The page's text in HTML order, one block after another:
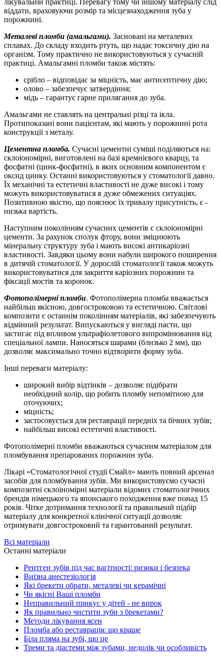
віддати, враховуючи розмір та місцезнаходження зуба у
порожнині.
Металеві пломби (амальгами). Засновані на металевих
сплавах. До складу входить ртуть, що надає токсичну дію на
організм. Тому практично не використовуються у сучасній
практиці. Амальгамні пломби також містять:
срібло – відповідає за міцність, має антисептичну дію;
олово – забезпечує затвердіння;
мідь – гарантує гарне прилягання до зуба.
Амальгами не ставлять на центральні різці та ікла.
Протипоказані вони пацієнтам, які мають у порожнині рота
конструкції з металу.
Цементна пломба. Сучасні цементні суміші поділяються на:
склоіономірні, виготовлені на базі кремнієвого кварцу, та
фосфатні (цинк-фосфатні), в яких основним компонентом є
оксид цинку. Останні використовуються у стоматології давно.
Їх механічні та естетичні властивості не дуже високі і тому
можуть використовуватися в дуже обмежених ситуаціях.
Позитивною якістю, що пояснює їх тривалу присутність, є -
низька вартість.
Наступним поколінням сучасних цементів є склоіономірні
цементи. За рахунок сполук фтору, вони зміцнюють
мінеральну структуру зуба і мають високі антикаріозні
властивості. Завдяки цьому вони набули широкого поширення
в дитячій стоматології. У дорослій стоматології також можуть
використовуватися для закриття каріозних порожнин та
фіксації мостів та коронок.
Фотополімерні пломби. Фотополімерна пломба вважається
найбільш якісною, довгостроковою та естетичною. Світлові
композити є останнім поколінням матеріалів, які забезпечують
відмінний результат. Випускаються у вигляді пасти, що
застигає під впливом ультрафіолетового випромінювання від
спеціальної лампи. Наносяться шарами (близько 2 мм), що
дозволяє максимально точно відтворити форму зуба.
Інші переваги матеріалу:
широкий вибір відтінків – дозволяє підібрати
необхідний колір, що робить пломбу непомітною для
оточуючих;
міцність;
застосовується для реставрації передніх та бічних зубів;
найбільш високі естетичні властивості.
Фотополімерні пломби вважаються сучасним матеріалом для
пломбування препарованих порожнин зуба.
Лікарі «Стоматологічної студії Смайл» мають повний арсенал
засобів для пломбування зубів. Ми використовуємо сучасні
композитні склоіномірні матеріали відомих стоматологічних
брендів німецького та японського походження вже понад 15
років. Чітке дотримання технології та правильний підбір
матеріалу для конкретної клінічної ситуації дозволяє
отримувати довгостроковий та гарантований результат.
Всі матеріали
Останні матеріали
Рентген зубів під час вагітності: ризики і безпека
Виїзна анестезіологія
Які брекети обрати, металеві чи керамічні
Чи якісні Ваші пломби
Неправильний прикус у дітей - не вирок
Як правильно чистити зуби з брекетами?
Методи лікування ясен
Пломба або реставрація: що краще
Біла пляма на зубі, що це
Треми та діастеми між зубами, недолік чи особливість